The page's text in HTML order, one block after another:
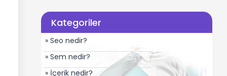
Kategoriler
» Seo nedir?
» Sem nedir?
» İçerik nedir?